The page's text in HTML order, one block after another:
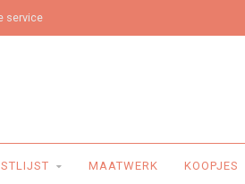
service
MAATWERK KOOPJES